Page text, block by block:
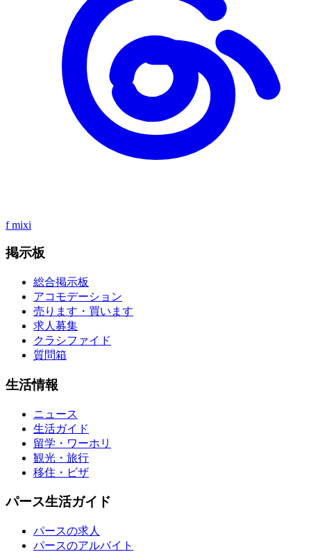
f mixi
掲示板
総合掲示板
アコモデーション
売ります・買います
求人募集
クラシファイド
質問箱
生活情報
ニュース
生活ガイド
留学・ワーホリ
観光・旅行
移住・ビザ
パース生活ガイド
パースの求人
パースのアルバイト